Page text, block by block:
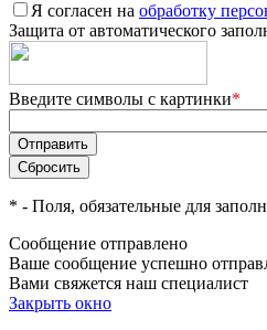
Я согласен на обработку
Защита от автоматического
Введите символы с картинки*
* - Поля, обязательные для
Сообщение отправлено
Ваше сообщение успешно
Вами свяжется наш специалист
Закрыть окно